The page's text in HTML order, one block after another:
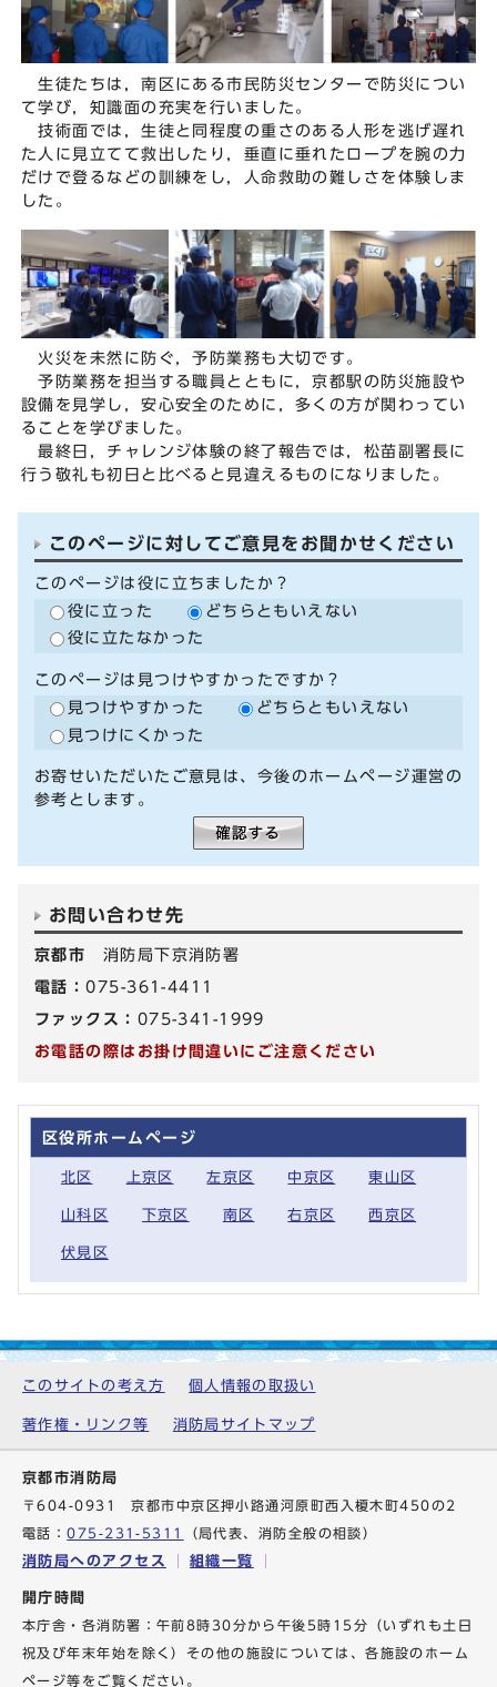
生徒たちは，南区にある市民防災センターで防災につい
て学び，知識面の充実を行いました。
技術面では，生徒と同程度の重さのある人形を逃げ遅れ
た人に見立てて救出したり，垂直に垂れたロープを腕の力
だけで登るなどの訓練をし，人命救助の難しさを体験しま
した。
火災を未然に防ぐ，予防業務も大切です。
予防業務を担当する職員とともに，京都駅の防災施設や
設備を見学し，安心安全のために，多くの方が関わってい
ることを学びました。
最終日，チャレンジ体験の終了報告では，松苗副署長に
行う敬礼も初日と比べると見違えるものになりました。
このページに対してご意見をお聞かせください
このページは役に立ちましたか？
役に立った
どちらともいえない
役に立たなかった
このページは見つけやすかったですか？
見つけやすかった
どちらともいえない
見つけにくかった
お寄せいただいたご意見は、今後のホームページ運営の
参考とします。
お問い合わせ先
京都市 消防局下京消防署
電話：075-361-4411
ファックス： 075-341-1999
お電話の際はお掛け間違いにご注意ください
区役所ホームページ
北区 上京区 左京区 中京区 東山区
山科区 下京区 南区 右京区 西京区
伏見区
このサイトの考え方 個人情報の取扱い
著作権・リンク等 消防局サイトマップ
京都市消防局
〒604-0931 京都市中京区押小路通河原町西入榎木町450の2
電話：075-231-5311 （局代表、消防全般の相談）
消防局へのアクセス 組織一覧
開庁時間
本庁舎・各消防署：午前8時30分から午後5時15分（いずれも土日
祝及び年末年始を除く）その他の施設については、各施設のホーム
ページ等をご覧ください。